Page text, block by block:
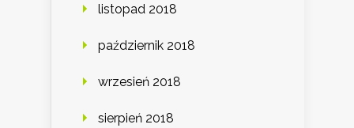
listopad 2018
październik 2018
wrzesień 2018
sierpień 2018